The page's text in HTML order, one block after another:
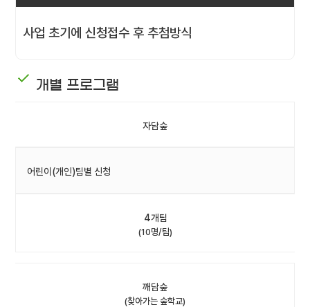
사업 초기에 신청접수 후 추첨방식
개별 프로그램
자담숲
어린이(개인)팀별 신청
4개팀
(10명/팀)
깨담숲
(찾아가는 숲학교)